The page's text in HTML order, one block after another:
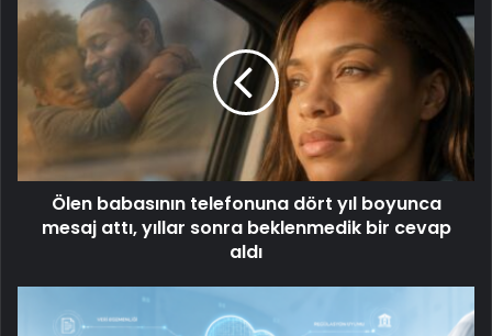
Ölen babasının telefonuna dört yıl boyunca
mesaj attı, yıllar sonra beklenmedik bir cevap
aldı